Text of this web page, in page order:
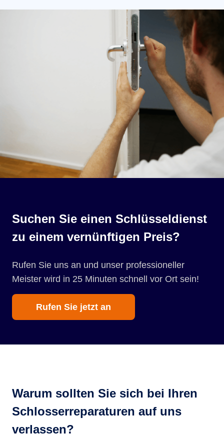
Suchen Sie einen Schlüsseldienst
zu einem vernünftigen Preis?
Rufen Sie uns an und unser professioneller
Meister wird in 25 Minuten schnell vor Ort sein!
Rufen Sie jetzt an
Warum sollten Sie sich bei Ihren
Schlosserreparaturen auf uns
verlassen?